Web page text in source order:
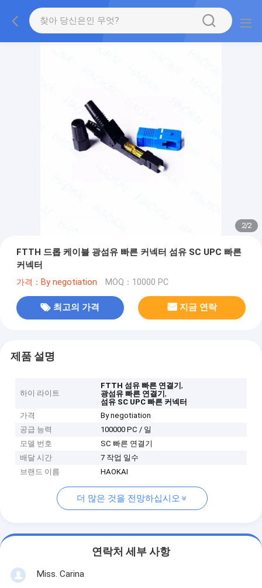
2/2
FTTH 드롭 케이블 광섬유 빠른 커넥터 섬유 SC UPC 빠른
커넥터
가격：By negotiation MOQ：10000 PC
최고의 가격 지금 연락
제품 설명
하이 라이트
FTTH 섬유 빠른 연결기,
광섬유 빠른 연결기,
섬유 SC UPC 빠른 커넥터
가격
By negotiation
공급 능력
100000 PC / 일
모델 번호
SC 빠른 연결기
배달 시간
7 작업 일수
브랜드 이름
HAOKAI
더 많은 것을 전망하십시오
연락처 세부 사항
Miss. Carina